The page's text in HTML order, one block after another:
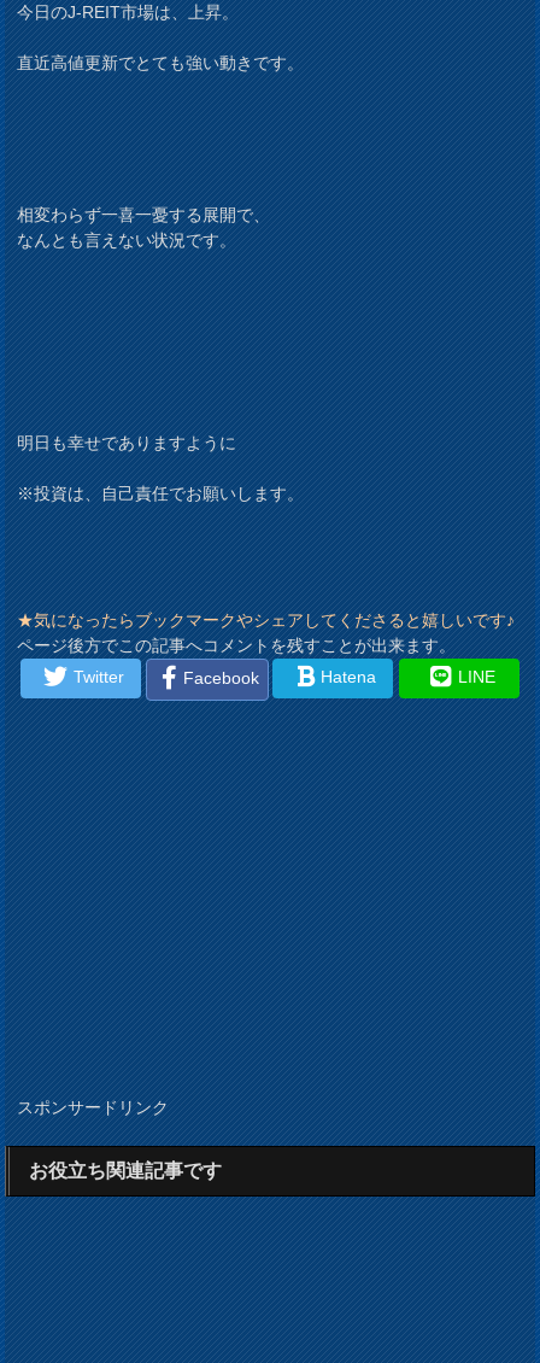
今日のJ-REIT市場は、上昇。
直近高値更新でとても強い動きです。
相変わらず一喜一憂する展開で、
なんとも言えない状況です。
明日も幸せでありますように
※投資は、自己責任でお願いします。
★気になったらブックマークやシェアしてくださると嬉しいです♪
ページ後方でこの記事へコメントを残すことが出来ます。
Twitter
Facebook Hatena LINE
スポンサードリンク
お役立ち関連記事です